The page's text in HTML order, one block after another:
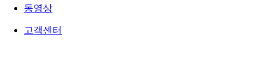
동영상
고객센터